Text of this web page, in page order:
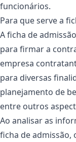
funcionários.
Para que serve a
A ficha de
para firmar a
empresa
para diversas
planejamento de
entre outros
Ao analisar as
ficha de admissão,